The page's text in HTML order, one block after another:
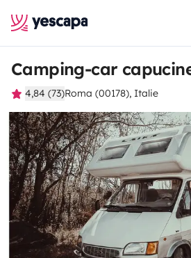
Camping-car
4,84 (73)Roma (00178), Italie